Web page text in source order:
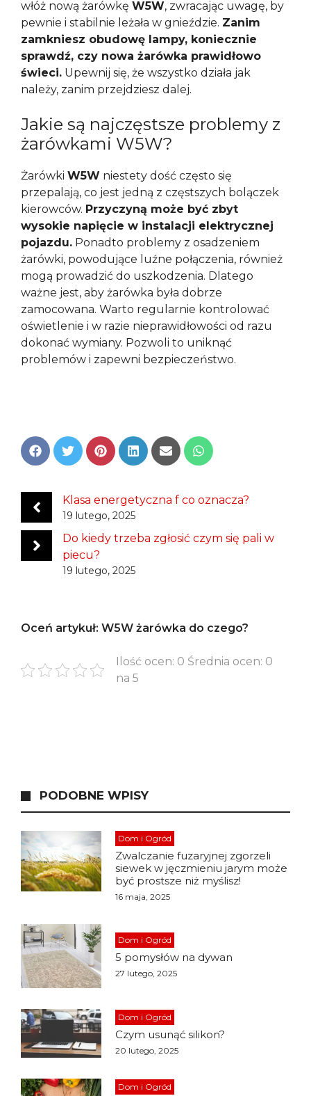
włóż nową żarówkę W5W, zwracając uwagę, by
pewnie i stabilnie leżała w gnieździe. Zanim
zamkniesz obudowę lampy, koniecznie
sprawdź, czy nowa żarówka prawidłowo
świeci. Upewnij się, że wszystko działa jak
należy, zanim przejdziesz dalej.
Jakie są najczęstsze problemy z
żarówkami W5W?
Żarówki W5W niestety dość często się
przepalają, co jest jedną z częstszych bolączek
kierowców. Przyczyną może być zbyt
wysokie napięcie w instalacji elektrycznej
pojazdu. Ponadto problemy z osadzeniem
żarówki, powodujące luźne połączenia, również
mogą prowadzić do uszkodzenia. Dlatego
ważne jest, aby żarówka była dobrze
zamocowana. Warto regularnie kontrolować
oświetlenie i w razie nieprawidłowości od razu
dokonać wymiany. Pozwoli to uniknąć
problemów i zapewni bezpieczeństwo.
Share
on
Share
on
Share
on
Share
on
Share
on
Share
on
Klasa energetyczna f co oznacza?
19 lutego, 2025
Do kiedy trzeba zgłosić czym się pali w
piecu?
19 lutego, 2025
Oceń artykuł: W5W żarówka do czego?
Ilość ocen: 0 Średnia ocen: 0
na 5
PODOBNE WPISY
Dom i Ogród
Zwalczanie fuzaryjnej zgorzeli
siewek w jęczmieniu jarym może
być prostsze niż myślisz!
16 maja, 2025
Dom i Ogród
5 pomysłów na dywan
27 lutego, 2025
Dom i Ogród
Czym usunąć silikon?
20 lutego, 2025
Dom i Ogród